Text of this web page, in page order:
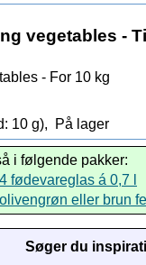
vegetables -
- For 10 kg
10 g), På lager
i følgende pakker:
fødevareglas á 0,7 l
eller brun
Søger du